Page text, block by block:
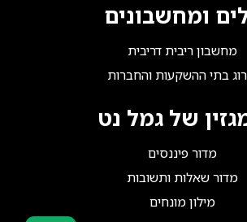
ומחשבונים
מחשבון ריבית דריבית
בתי ההשקעות והחברות
של גמל נט
מדור פיננסים
מדור שאלות ותשובות
מילון מונחים